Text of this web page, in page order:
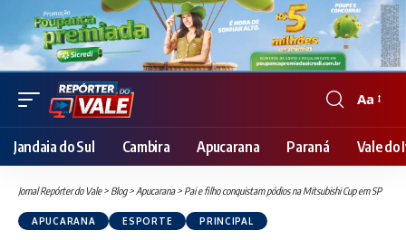
Font
Resizer
Aa
Jandaia do Sul Cambira Apucarana Paraná Vale do
Jornal Repórter do Vale> Blog>Apucarana> Pai e filho conquistam pódios na Mitsubishi Cup em SP
APUCARANA ESPORTE PRINCIPAL